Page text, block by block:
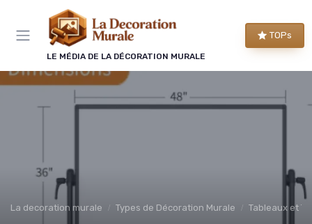
LE MÉDIA DE LA DÉCORATION MURALE
TOPs
La decoration murale Types de Décoration Murale Tableaux et
Panneau de gestion des cookies